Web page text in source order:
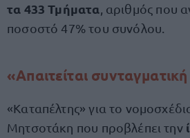
τα 433 Τμήματα , αριθμός που
ποσοστό 47% του συνόλου.
«Απαιτείται
«Καταπέλτης» για το
Μητσοτάκη που προβλέπει την